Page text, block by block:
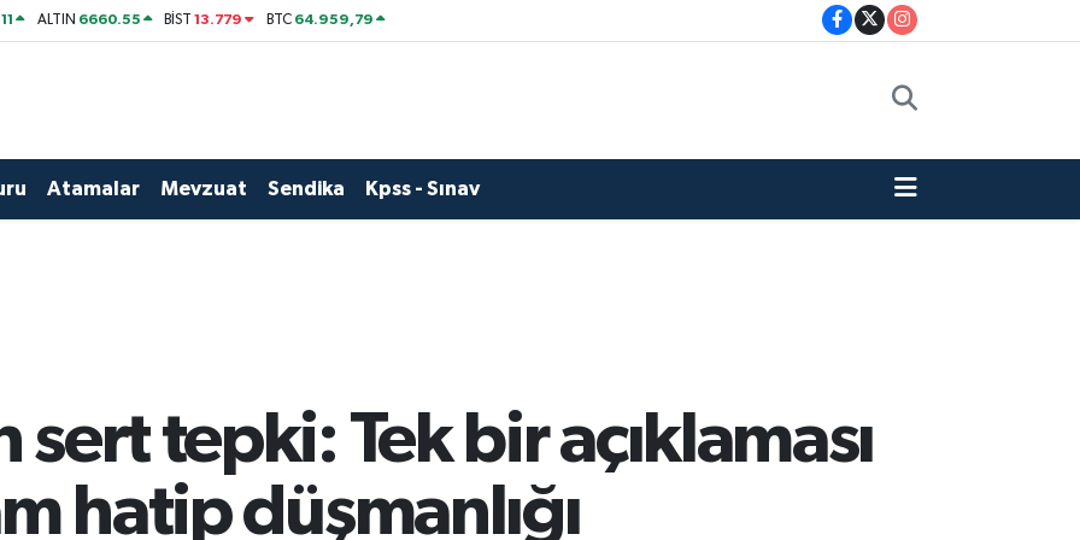
ALTIN 6660.55 BİST13.779 BTC 64.959,79
Atamalar Mevzuat Sendika Kpss - Sınav
tepki: Tek bir açıklaması
hatip düşmanlığı